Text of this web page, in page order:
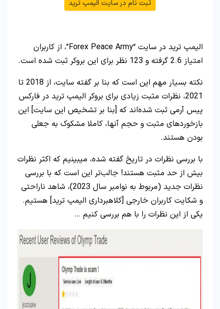
ثبت نام در سایت الیمپ ترید
الیمپ ترید در سایت “Forex Peace Army”، از کاربران
امتیاز 2.6 گرفته و 123 نظر برای این بروکر ثبت شده است.
نکته بسیار مهم این است که بنا بر گفته سایت، از 2018 تا
2021، نظرات مثبت زیادی برای بروکر الیمپ ترید در فارکس
پیس آرمی ثبت شده‌اند که [بنا بر تشخیص این سایت] این
بازخوردهای مثبت و حجم آنها، کاملا مشکوک به جعلی
بودن هستند.
با بررسی نظرات در تاریخ گفته شده، میبینیم که اکثر نظرات
بیش از حد مثبت هستند! جالب‌تر این است که با بررسی
نظرات جدید (مربوط به نوامبر سال 2023)، شاهد ناراحتی
و شکایت کاربران خارجی [کلاهبرداری الیمپ ترید] هستیم.
یکی از این نظرات را با هم بررسی کنیم …